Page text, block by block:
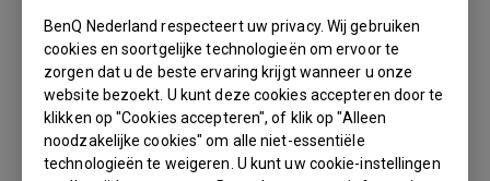
BenQ Nederland respecteert uw privacy. Wij gebruiken
cookies en soortgelijke technologieën om ervoor te
zorgen dat u de beste ervaring krijgt wanneer u onze
website bezoekt. U kunt deze cookies accepteren door te
klikken op "Cookies accepteren", of klik op "Alleen
noodzakelijke cookies" om alle niet-essentiële
technologieën te weigeren. U kunt uw cookie-instellingen
OS Version:
3.1.2.0
Update: 2024/04/29
Bestandsformaat:88.43 MB
Downloaden